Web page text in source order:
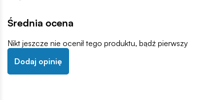
Średnia ocena
Nikt jeszcze nie ocenił tego produktu, bądź pierwszy
Dodaj opinię